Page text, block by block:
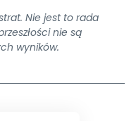
Nie jest to rada
nie są
wyników.